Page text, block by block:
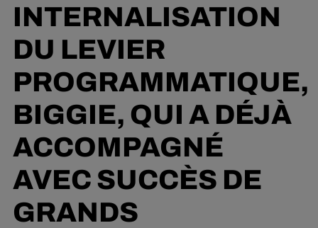
INTERNALISATION
DU LEVIER
PROGRAMMATIQUE,
BIGGIE, QUI A DÉJÀ
ACCOMPAGNÉ
AVEC SUCCÈS DE
GRANDS